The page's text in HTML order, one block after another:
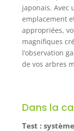
japonais. Avec
emplacement
appropriées,
magnifiques
l’observation
de vos arbres
Dans la
Test :